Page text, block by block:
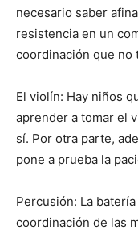
necesario saber
resistencia en un
coordinación que no
El violín: Hay niños
aprender a tomar el
sí. Por otra parte,
pone a prueba la
Percusión: La
coordinación de las